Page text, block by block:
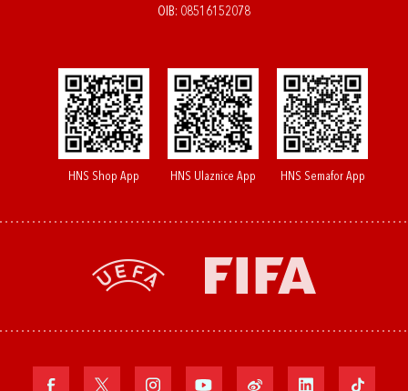
OIB: 08516152078
HNS Shop App HNS Ulaznice App HNS Semafor App